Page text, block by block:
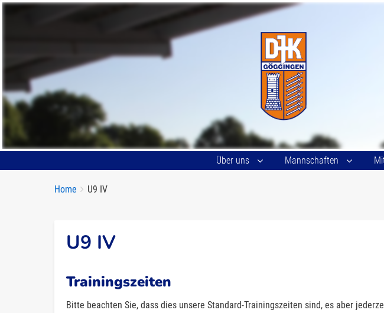
Über uns Mannschaften
Breadcrumbs
You
Home U9 IV
U9 IV
Trainingszeiten
Bitte beachten Sie, dass dies unsere Standard-Trainingszeiten sind, es aber